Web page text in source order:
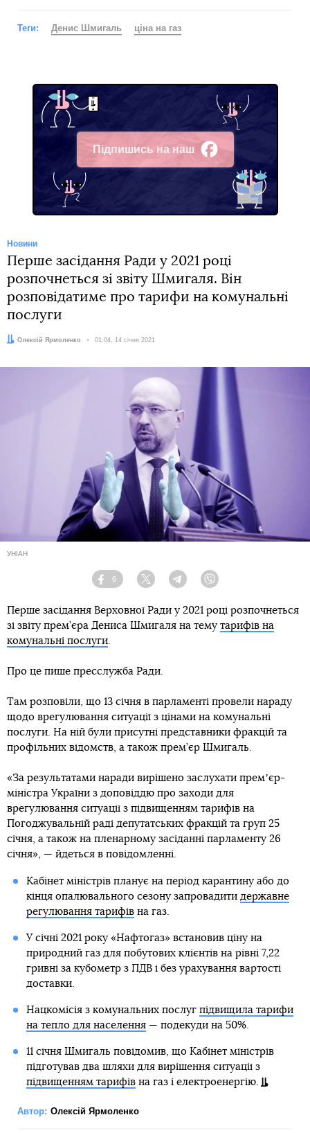
Теги: Денис Шмигаль ціна на газ
Підпишись на наш
Facebook
Новини
Перше засідання Ради у 2021 році
розпочнеться зі звіту Шмигаля. Він
розповідатиме про тарифи на комунальні
послуги
Автор:
Олексій Ярмоленко Дата:
01:04, 14 січня 2021
УНІАН
Facebook
6
Twitter TelegramViber
Перше засідання Верховної Ради у 2021 році розпочнеться
зі звіту прем’єра Дениса Шмигаля на тему тарифів на
комунальні послуги.
Про це пише пресслужба Ради.
Там розповіли, що 13 січня в парламенті провели нараду
щодо врегулювання ситуації з цінами на комунальні
послуги. На ній були присутні представники фракцій та
профільних відомств, а також прем’єр Шмигаль.
«За результатами наради вирішено заслухати премʼєр-
міністра України з доповіддю про заходи для
врегулювання ситуації з підвищенням тарифів на
Погоджувальній раді депутатських фракцій та груп 25
січня, а також на пленарному засіданні парламенту 26
січня», — йдеться в повідомленні.
Кабінет міністрів планує на період карантину або до
кінця опалювального сезону запровадити державне
регулювання тарифівна газ.
У січні 2021 року «Нафтогаз» встановив ціну на
природний газ для побутових клієнтів на рівні 7,22
гривні за кубометр з ПДВ і без урахування вартості
доставки.
Нацкомісія з комунальних послуг підвищила тарифи
на тепло для населення— подекуди на 50%.
11 січня Шмигаль повідомив, що Кабінет міністрів
підготував два шляхи для вирішення ситуації з
підвищенням тарифівна газ і електроенергію.
Автор: Олексій Ярмоленко